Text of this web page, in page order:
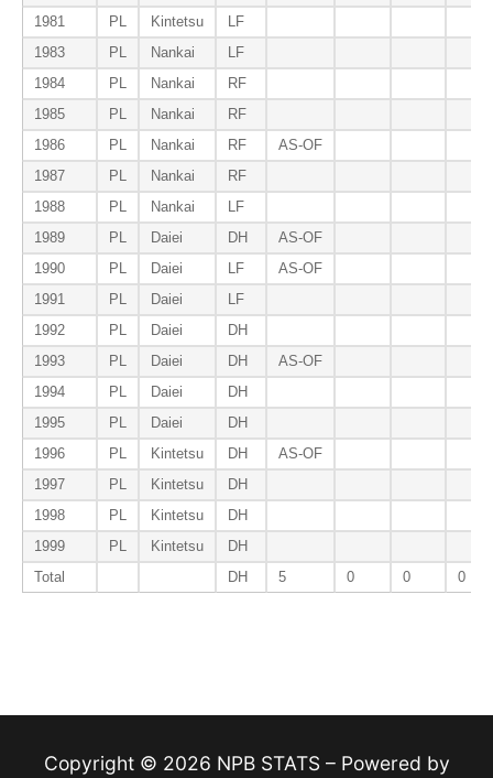
1981
PL Kintetsu
LF
1983
PL Nankai
LF
1984
PL Nankai
RF
1985
PL Nankai
RF
1986
PL Nankai RF
AS-OF
1987
PL Nankai
RF
1988
PL Nankai
LF
1989
PL Daiei DH
AS-OF
1990
PL Daiei LF
AS-OF
1991
PL Daiei
LF
1992
PL Daiei
DH
1993
PL Daiei DH
AS-OF
1994
PL Daiei
DH
1995
PL Daiei
DH
1996
PL Kintetsu DH
AS-OF
1997
PL Kintetsu
DH
1998
PL Kintetsu
DH
1999
PL Kintetsu
DH
Total
DH 5 0 0 0
Copyright © 2026 NPB STATS – Powered by